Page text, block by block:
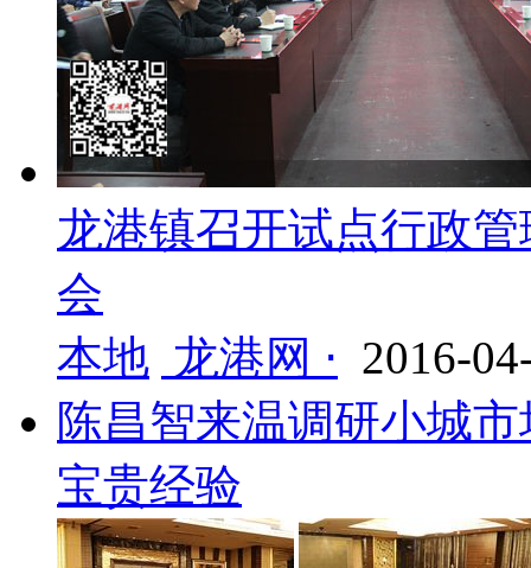
龙港镇召开试点行政
会
本地 龙港网 ⋅ 2016-
陈昌智来温调研小城
宝贵经验